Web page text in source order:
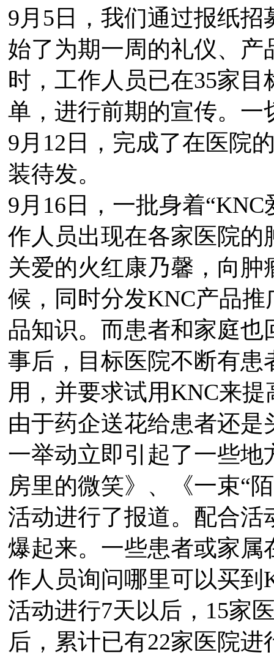
9月5日，我们通过报纸招
始了为期一周的礼仪、
时，工作人员已在35家
单，进行前期的宣传。一
9月12日，完成了在医院
装待发。
9月16日，一批身着
作人员出现在各家医院
关爱的火红康乃馨，向
候，同时分发KNC产品
品知识。而患者和家庭也
事后，目标医院不断有
用，并要求试用KNC来提
由于药企送花给患者还
一举动立即引起了一些
房里的微笑》、《一束“
活动进行了报道。配合活
爆起来。一些患者或家
作人员询问哪里可以买到
活动进行7天以后，15家
后，累计已有22家医院进